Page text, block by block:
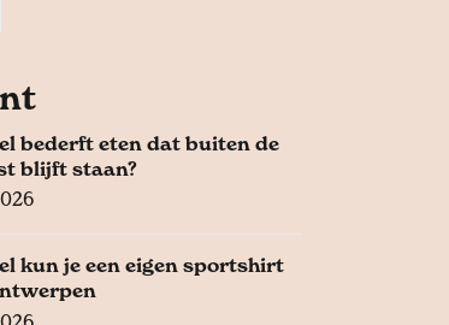
bederft eten dat buiten de
blijft staan?
kun je een eigen sportshirt